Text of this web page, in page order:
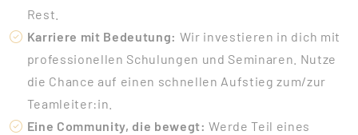
Rest.
Karriere mit Bedeutung: Wir investieren in dich mit
professionellen Schulungen und Seminaren. Nutze
die Chance auf einen schnellen Aufstieg zum/zur
Teamleiter:in.
Eine Community, die bewegt: Werde Teil eines